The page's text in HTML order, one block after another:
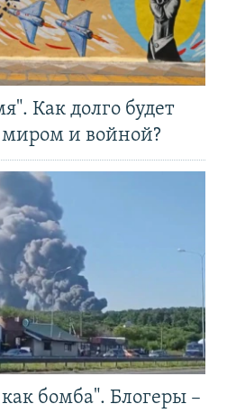
Как долго будет
и войной?
бомба". Блогеры –